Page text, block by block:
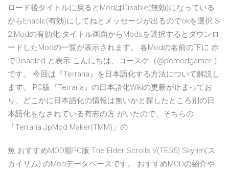
ロード後タイトルに戻るとModはDisable(無効)になっている
からEnable(有効)にしてねとメッセージが出るのでokを選択 3-
2.Modの有効化 タイトル画面からModsを選択するとダウンロ
ードしたModの一覧が表示されます。 各Modの名前の下に 赤
でDisabled と表示 こんにちは、コースケ（@pcmodgamer ）
です。 今回は『Terraria』を日本語化する方法について解説し
ます。 PC版『Terraria』の日本語化Wikiの更新が止まってお
り、どこかに日本語化の情報は無いかと探したところ別の日
本語化をなされている有志の方 がいたので、そちらの
「Terraria JpMod Maker(TMM)」の
魚 おすすめMOD順PC版 The Elder Scrolls V(TES5) Skyrim(ス
カイリム) のModデータベースです。 おすすめMODの紹介や